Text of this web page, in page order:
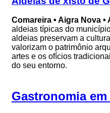
Comareira • Aigra Nova •
aldeias típicas do
aldeias preservam a
valorizam o patrimônio
artes e os ofícios
do seu entorno.
Gastronomia